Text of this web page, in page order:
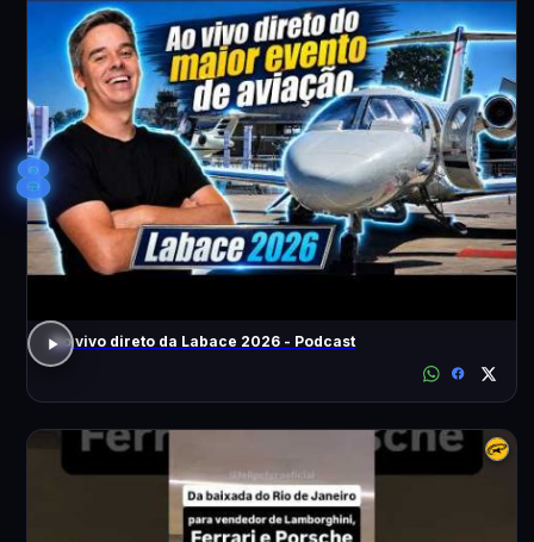
8
Ao vivo direto da Labace 2026 - Podcast